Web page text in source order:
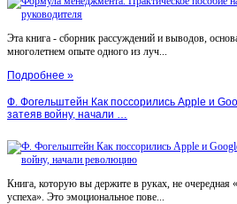
Эта книга - сборник рассуждений и выводов,
многолетнем опыте одного из луч...
Подробнее »
Ф. Фогельштейн Как поссорились Apple и
затеяв войну, начали …
Книга, которую вы держите в руках, не очередная
успеха». Это эмоциональное пове...